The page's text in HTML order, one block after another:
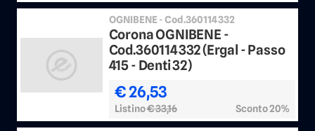
OGNIBENE - Cod.360114332
Corona OGNIBENE -
Cod.360114332 (Ergal - Passo
415 - Denti 32)
€ 26,53
Listino€ 33,16 Sconto 20%